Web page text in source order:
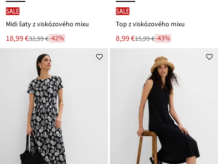
SALE
Midi šaty z viskózového mixu
Nová
cena
18,99 €
Zľava 32,99 €-42%
SALE
Top z viskózového mixu
Nová
cena
8,99 €
Zľava15,99 €-43%